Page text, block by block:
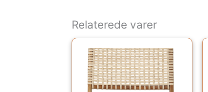
Relaterede varer